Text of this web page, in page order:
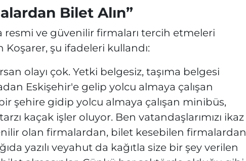
Bilet Alın”
resmi ve güvenilir firmaları tercih etmeleri
şu ifadeleri kullandı:
olayı çok. Yetki belgesiz, taşıma belgesi
Eskişehir'e gelip yolcu almaya çalışan
şehire gidip yolcu almaya çalışan minibüs,
kaçak işler oluyor. Ben vatandaşlarımızı ikaz
olan firmalardan, bilet kesebilen firmalardan
yazılı veyahut da kağıtla size bir şey verilen